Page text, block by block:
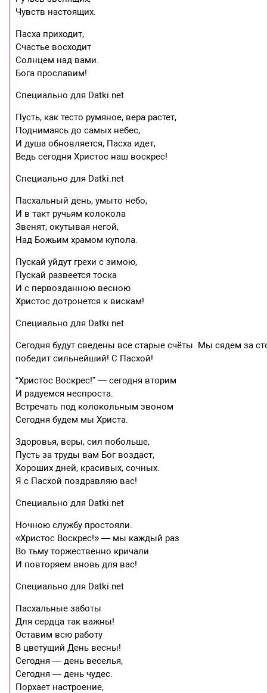
Чувств настоящих.
Пасха приходит,
Счастье восходит
Солнцем над вами.
Бога прославим!
Специально для Datki.net
Пусть, как тесто румяное, вера растет,
Поднимаясь до самых небес,
И душа обновляется, Пасха идет,
Ведь сегодня Христос наш воскрес!
Специально для Datki.net
Пасхальный день, умыто небо,
И в такт ручьям колокола
Звенят, окутывая негой,
Над Божьим храмом купола.
Пускай уйдут грехи с зимою,
Пускай развеется тоска
И с первозданною весною
Христос дотронется к вискам!
Специально для Datki.net
Сегодня будут сведены все старые счёты. Мы сядем за
победит сильнейший! С Пасхой!
“Христос Воскрес!” — сегодня вторим
И радуемся неспроста.
Встречать под колокольным звоном
Сегодня будем мы Христа.
Здоровья, веры, сил побольше,
Пусть за труды вам Бог воздаст,
Хороших дней, красивых, сочных.
Я с Пасхой поздравляю вас!
Специально для Datki.net
Ночною службу простояли.
«Христос Воскрес!» — мы каждый раз
Во тьму торжественно кричали
И повторяем вновь для вас!
Специально для Datki.net
Пасхальные заботы
Для сердца так важны!
Оставим всю работу
В цветущий День весны!
Сегодня — день веселья,
Сегодня — день чудес.
Порхает настроение,